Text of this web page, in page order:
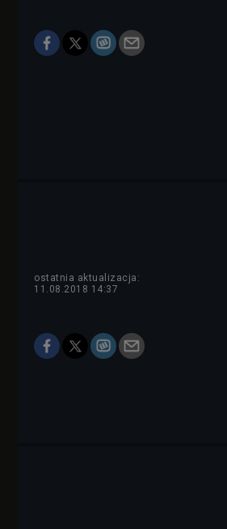
ostatnia aktualizacja:
11.08.2018 14:37